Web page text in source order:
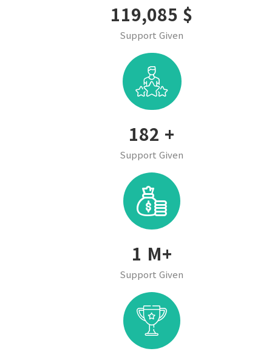
143,995 $
Support Given
220 +
Support Given
1 M+
Support Given